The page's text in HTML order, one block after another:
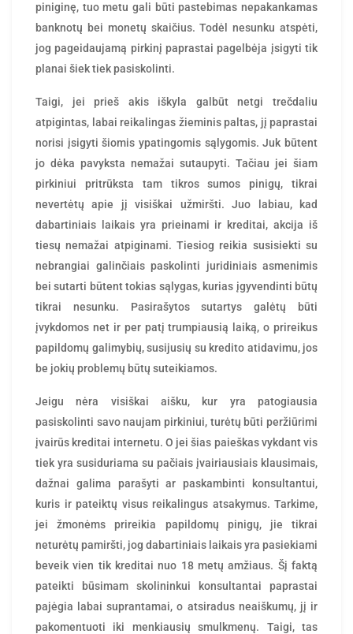
piniginę, tuo metu gali būti pastebimas nepakankamas
banknotų bei monetų skaičius. Todėl nesunku atspėti,
jog pageidaujamą pirkinį paprastai pagelbėja įsigyti tik
planai šiek tiek pasiskolinti.
Taigi, jei prieš akis iškyla galbūt netgi trečdaliu
atpigintas, labai reikalingas žieminis paltas, jį paprastai
norisi įsigyti šiomis ypatingomis sąlygomis. Juk būtent
jo dėka pavyksta nemažai sutaupyti. Tačiau jei šiam
pirkiniui pritrūksta tam tikros sumos pinigų, tikrai
nevertėtų apie jį visiškai užmiršti. Juo labiau, kad
dabartiniais laikais yra prieinami ir kreditai, akcija iš
tiesų nemažai atpiginami. Tiesiog reikia susisiekti su
nebrangiai galinčiais paskolinti juridiniais asmenimis
bei sutarti būtent tokias sąlygas, kurias įgyvendinti būtų
tikrai nesunku. Pasirašytos sutartys galėtų būti
įvykdomos net ir per patį trumpiausią laiką, o prireikus
papildomų galimybių, susijusių su kredito atidavimu, jos
be jokių problemų būtų suteikiamos.
Jeigu nėra visiškai aišku, kur yra patogiausia
pasiskolinti savo naujam pirkiniui, turėtų būti peržiūrimi
įvairūs kreditai internetu. O jei šias paieškas vykdant vis
tiek yra susiduriama su pačiais įvairiausiais klausimais,
dažnai galima parašyti ar paskambinti konsultantui,
kuris ir pateiktų visus reikalingus atsakymus. Tarkime,
jei žmonėms prireikia papildomų pinigų, jie tikrai
neturėtų pamiršti, jog dabartiniais laikais yra pasiekiami
beveik vien tik kreditai nuo 18 metų amžiaus. Šį faktą
pateikti būsimam skolininkui konsultantai paprastai
pajėgia labai suprantamai, o atsiradus neaiškumų, jį ir
pakomentuoti iki menkiausių smulkmenų. Taigi, tas